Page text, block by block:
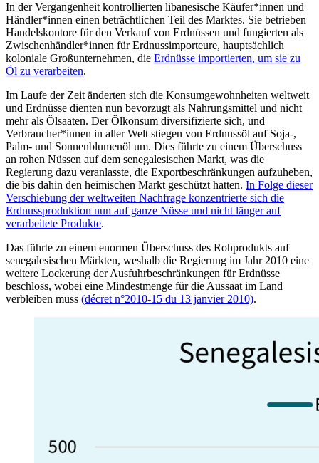
In der Vergangenheit kontrollierten libanesische Käufer*innen und
Händler*innen einen beträchtlichen Teil des Marktes. Sie betrieben
Handelskontore für den Verkauf von Erdnüssen und fungierten als
Zwischenhändler*innen für Erdnussimporteure, hauptsächlich
koloniale Großunternehmen, die Erdnüsse importierten, um sie zu
Öl zu verarbeiten.
Im Laufe der Zeit änderten sich die Konsumgewohnheiten weltweit
und Erdnüsse dienten nun bevorzugt als Nahrungsmittel und nicht
mehr als Ölsaaten. Der Ölkonsum diversifizierte sich, und
Verbraucher*innen in aller Welt stiegen von Erdnussöl auf Soja-,
Palm- und Sonnenblumenöl um. Dies führte zu einem Überschuss
an rohen Nüssen auf dem senegalesischen Markt, was die
Regierung dazu veranlasste, die Exportbeschränkungen aufzuheben,
die bis dahin den heimischen Markt geschützt hatten. In Folge dieser
Verschiebung der weltweiten Nachfrage konzentrierte sich die
Erdnussproduktion nun auf ganze Nüsse und nicht länger auf
verarbeitete Produkte.
Das führte zu einem enormen Überschuss des Rohprodukts auf
senegalesischen Märkten, weshalb die Regierung im Jahr 2010 eine
weitere Lockerung der Ausfuhrbeschränkungen für Erdnüsse
beschloss, wobei eine Mindestmenge für die Aussaat im Land
verbleiben muss (décret n°2010-15 du 13 janvier 2010).